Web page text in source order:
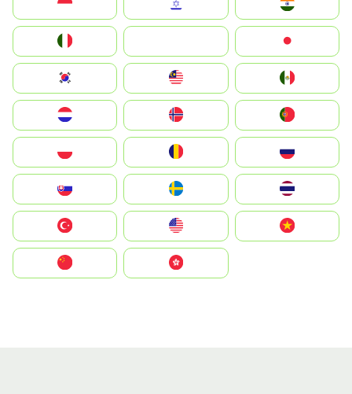
South Korea
United States
中國香港特別行政區